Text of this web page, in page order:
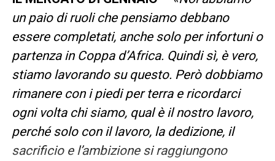
un paio di ruoli che pensiamo debbano
essere completati, anche solo per infortuni o
partenza in Coppa d’Africa. Quindi sì, è vero,
stiamo lavorando su questo. Però dobbiamo
rimanere con i piedi per terra e ricordarci
ogni volta chi siamo, qual è il nostro lavoro,
perché solo con il lavoro, la dedizione, il
sacrificio e l’ambizione si raggiungono